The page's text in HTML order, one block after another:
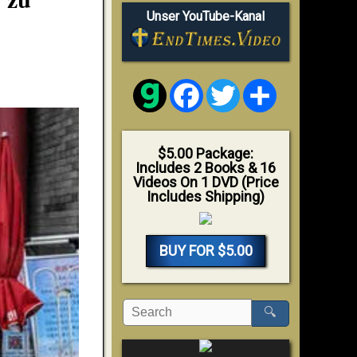
Unser YouTube-Kanal
FacebookTwitter
$5.00 Package:
Includes 2 Books & 16
Videos On 1 DVD (Price
Includes Shipping)
BUY FOR $5.00
🔍